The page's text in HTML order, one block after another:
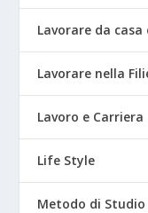
Lavorare da casa
Lavorare nella
Lavoro e Carriera
Life Style
Metodo di Studio